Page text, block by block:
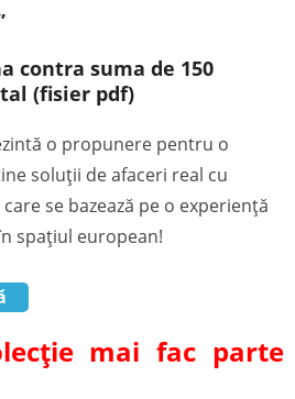
contra suma de 150
(fisier pdf)
o propunere pentru o
soluții de afaceri real cu
se bazează pe o experiență
spațiul european!
mai fac parte